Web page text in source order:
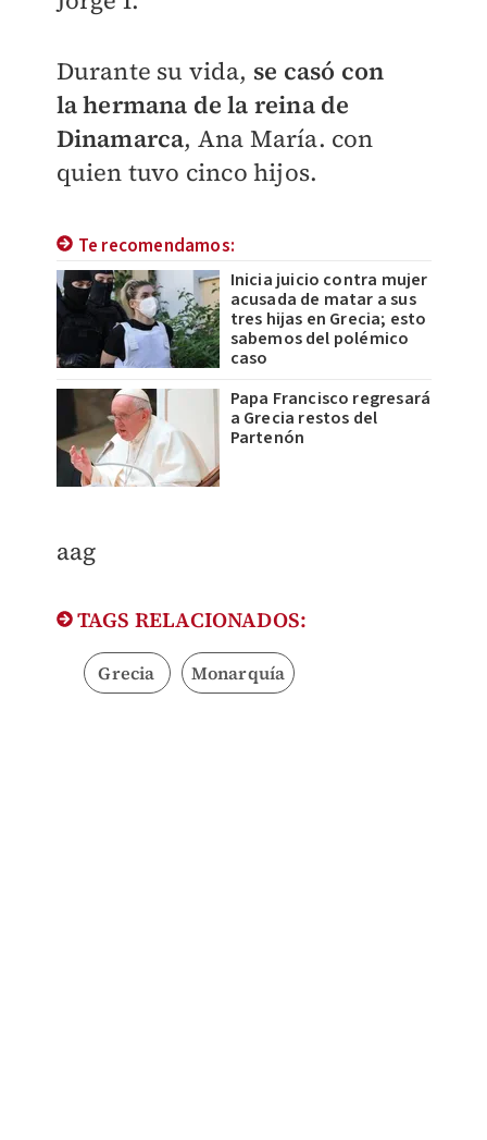
Durante su vida, se casó con
la hermana de la reina de
Dinamarca, Ana María. con
quien tuvo cinco hijos.
Te recomendamos:
Inicia juicio contra mujer
acusada de matar a sus
tres hijas en Grecia; esto
sabemos del polémico
caso
Papa Francisco regresará
a Grecia restos del
Partenón
aag
TAGS RELACIONADOS:
Grecia Monarquía